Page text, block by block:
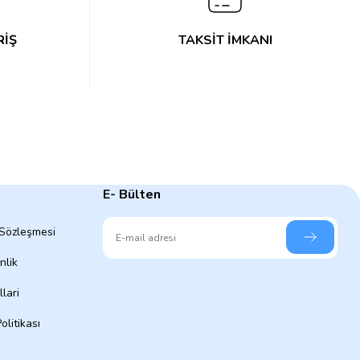
TAKSİT İMKANI
E- Bülten